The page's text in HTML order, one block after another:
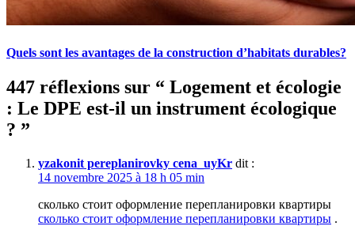
Quels sont les avantages de la construction d’habitats durables?
447 réflexions sur “ Logement et écologie
: Le DPE est-il un instrument écologique
? ”
yzakonit pereplanirovky cena_uyKr dit :
14 novembre 2025 à 18 h 05 min
сколько стоит оформление перепланировки квартиры
сколько стоит оформление перепланировки квартиры .